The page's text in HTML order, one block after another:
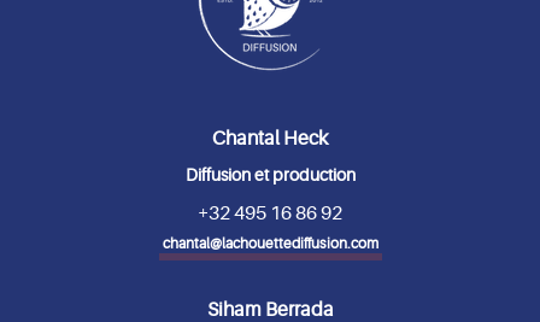
Chantal Heck
Diffusion et production
+32 495 16 86 92
chantal@lachouettediffusion.com
Siham Berrada